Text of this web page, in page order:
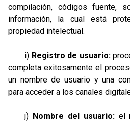
compilación, códigos fuente,
información, la cual está
propiedad intelectual.
i) Registro de usuario:
completa exitosamente el
un nombre de usuario y una
para acceder a los canales
j) Nombre del usuario:el